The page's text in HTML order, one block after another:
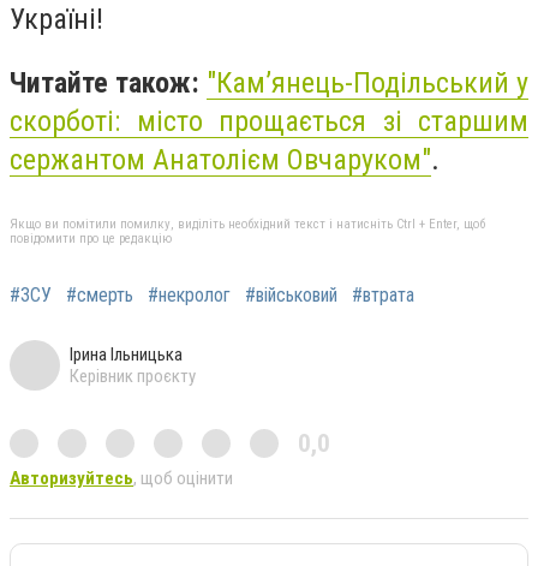
Україні!
Читайте також: "Кам’янець-Подільський у
скорботі: місто прощається зі старшим
сержантом Анатолієм Овчаруком".
Якщо ви помітили помилку, виділіть необхідний текст і натисніть Ctrl + Enter, щоб
повідомити про це редакцію
#ЗСУ #смерть #некролог #військовий #втрата
Ірина Ільницька
Керівник проєкту
0,0
Авторизуйтесь, щоб оцінити